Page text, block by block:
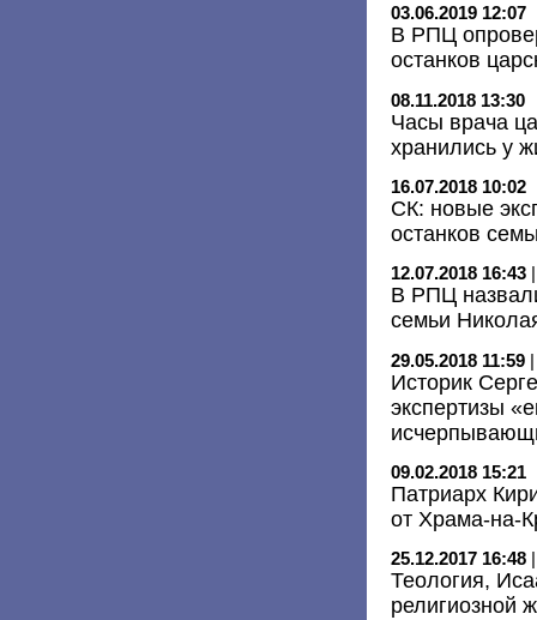
03.06.2019 12:07
В РПЦ
останков
08.11.2018 13:30
Часы врача
хранились у
16.07.2018 10:02
СК: новые
останков
12.07.2018 16:43
В РПЦ
семьи
29.05.2018 11:59
Историк
экспертизы
09.02.2018 15:21
Патриарх
от Храма-на-
25.12.2017 16:48
Теология,
религиозной